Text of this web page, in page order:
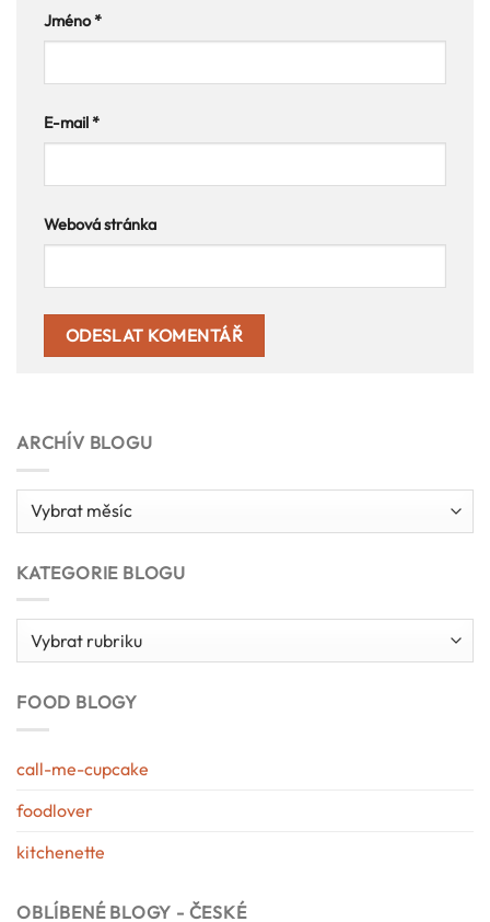
Jméno*
E-mail*
Webová stránka
ARCHÍV BLOGU
Archív
blogu
KATEGORIE BLOGU
Kategorie
blogu
FOOD BLOGY
call-me-cupcake
foodlover
kitchenette
OBLÍBENÉ BLOGY - ČESKÉ